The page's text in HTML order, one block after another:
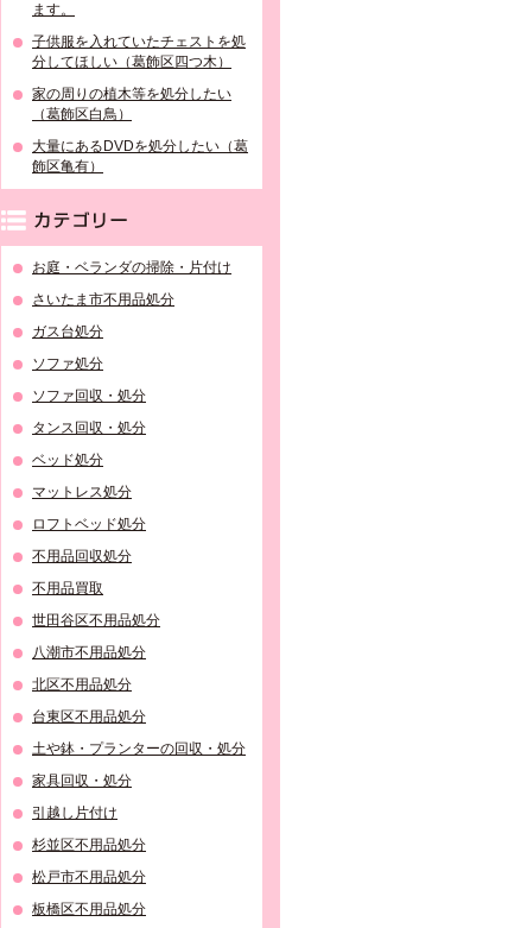
ます。
子供服を入れていたチェストを処
分してほしい（葛飾区四つ木）
家の周りの植木等を処分したい
（葛飾区白鳥）
大量にあるDVDを処分したい（葛
飾区亀有）
お庭・ベランダの掃除・片付け
さいたま市不用品処分
ガス台処分
ソファ処分
ソファ回収・処分
タンス回収・処分
ベッド処分
マットレス処分
ロフトベッド処分
不用品回収処分
不用品買取
世田谷区不用品処分
八潮市不用品処分
北区不用品処分
台東区不用品処分
土や鉢・プランターの回収・処分
家具回収・処分
引越し片付け
杉並区不用品処分
松戸市不用品処分
板橋区不用品処分